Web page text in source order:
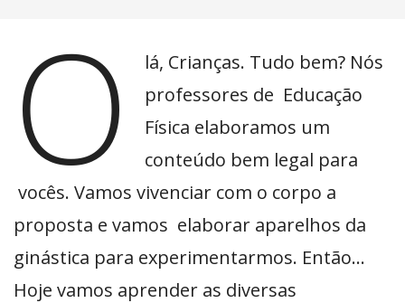
O
lá, Crianças. Tudo bem? Nós
professores de Educação
Física elaboramos um
conteúdo bem legal para
vocês. Vamos vivenciar com o corpo a
proposta e vamos elaborar aparelhos da
ginástica para experimentarmos. Então…
Hoje vamos aprender as diversas